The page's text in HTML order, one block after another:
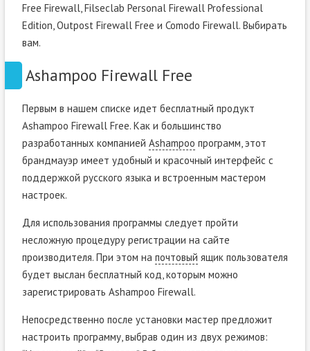
Free Firewall, Filseclab Personal Firewall Professional
Edition, Outpost Firewall Free и Comodo Firewall. Выбирать
вам.
Ashampoo Firewall Free
Первым в нашем списке идет бесплатный продукт
Ashampoo Firewall Free. Как и большинство
разработанных компанией Ashampoo программ, этот
брандмауэр имеет удобный и красочный интерфейс с
поддержкой русского языка и встроенным мастером
настроек.
Для использования программы следует пройти
несложную процедуру регистрации на сайте
производителя. При этом на почтовый ящик пользователя
будет выслан бесплатный код, которым можно
зарегистрировать Ashampoo Firewall.
Непосредственно после установки мастер предложит
настроить программу, выбрав один из двух режимов: